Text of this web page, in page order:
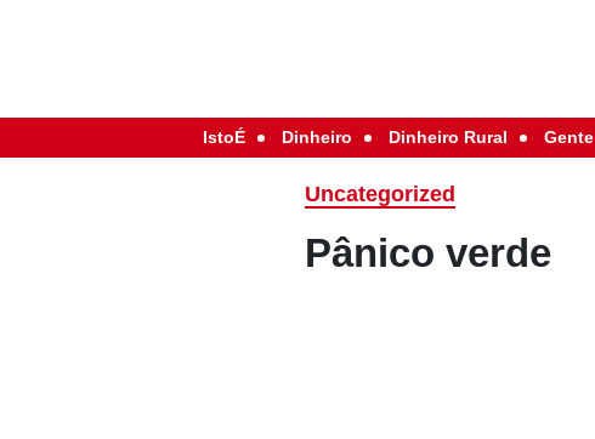
IstoÉ Dinheiro Dinheiro Rural Gente
Uncategorized
Pânico verde